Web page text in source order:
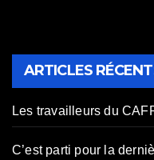
ARTICLES
Les travailleurs du
C’est parti pour la